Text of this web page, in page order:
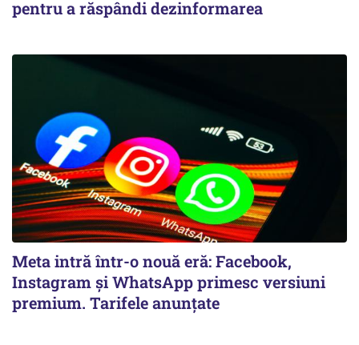
pentru a răspândi dezinformarea
Meta intră într-o nouă eră: Facebook,
Instagram și WhatsApp primesc versiuni
premium. Tarifele anunțate